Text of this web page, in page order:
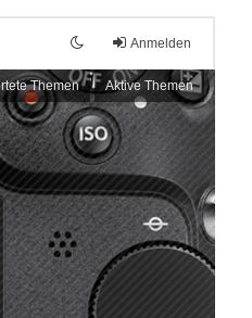
Anmelden
Themen Aktive Themen